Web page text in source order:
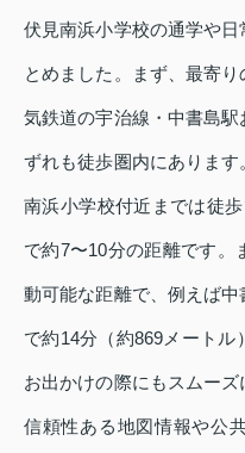
伏見南浜小学校の通学や
とめました。まず、最寄
気鉄道の宇治線・中書島
ずれも徒歩圏内にありま
南浜小学校付近までは徒
で約7〜10分の距離です。
動可能な距離で、例えば
で約14分（約869メート
お出かけの際にもスムー
信頼性ある地図情報や公